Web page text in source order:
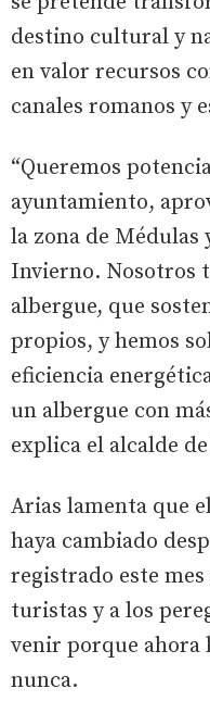
destino cultural y
en valor recursos
canales romanos y
“Queremos
ayuntamiento,
la zona de Médulas
Invierno. Nosotros
albergue, que
propios, y hemos
eficiencia
un albergue con
explica el alcalde
Arias lamenta que
haya cambiado
registrado este
turistas y a los
venir porque ahora
nunca.